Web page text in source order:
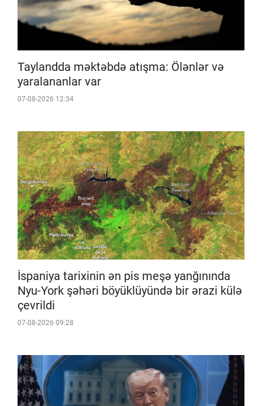
Taylandda məktəbdə atışma: Ölənlər və
yaralananlar var
07-08-2026 12:34
İspaniya tarixinin ən pis meşə yanğınında
Nyu-York şəhəri böyüklüyündə bir ərazi külə
çevrildi
07-08-2026 09:28